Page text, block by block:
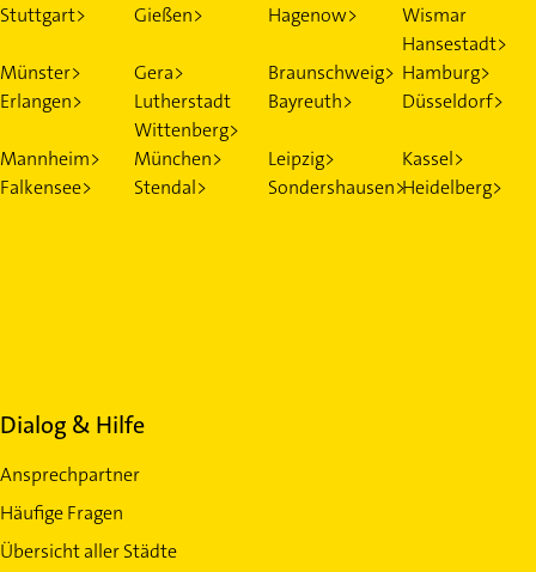
Stuttgart> Gießen> Hagenow>
Wismar
Hansestadt>
Münster>
Gera> Braunschweig> Hamburg>
Erlangen>
Lutherstadt
Wittenberg>
Bayreuth> Düsseldorf>
Mannheim> München> Leipzig>
Kassel>
Falkensee>
Stendal> Sondershausen>Heidelberg>
Dialog & Hilfe
Ansprechpartner
Häufige Fragen
Übersicht aller Städte